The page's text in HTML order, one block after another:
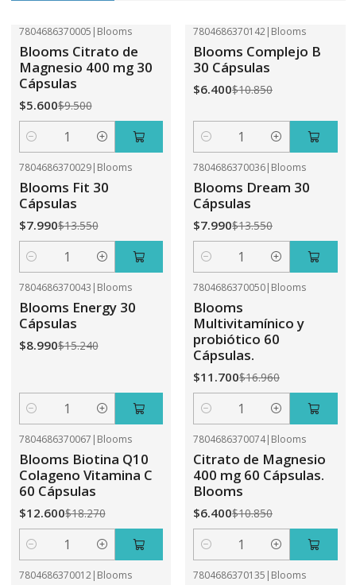
7804686370005 | Blooms
Blooms Citrato de
Magnesio 400 mg 30
Cápsulas
$5.600$9.500
Cantidad
7804686370142| Blooms
Blooms Complejo B
30 Cápsulas
$6.400$10.850
Cantidad
7804686370029| Blooms
Blooms Fit 30
Cápsulas
$7.990$13.550
Cantidad
7804686370036| Blooms
Blooms Dream 30
Cápsulas
$7.990$13.550
Cantidad
7804686370043 | Blooms
Blooms Energy 30
Cápsulas
$8.990$15.240
Cantidad
7804686370050| Blooms
Blooms
Multivitamínico y
probiótico 60
Cápsulas.
$11.700$16.960
Cantidad
7804686370067 | Blooms
Blooms Biotina Q10
Colageno Vitamina C
60 Cápsulas
$12.600$18.270
Cantidad
7804686370074| Blooms
Citrato de Magnesio
400 mg 60 Cápsulas.
Blooms
$6.400$10.850
Cantidad
7804686370012| Blooms 7804686370135 | Blooms